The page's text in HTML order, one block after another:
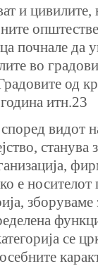
и цивилите,
почнале да
во
од
итн.23
видот
станува
е носителот
се